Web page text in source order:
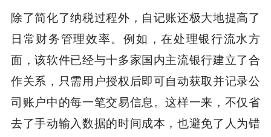
除了简化了纳税过程外，自记账还极大地提高了
日常财务管理效率。例如，在处理银行流水方
面，该软件已经与十多家国内主流银行建立了合
作关系，只需用户授权后即可自动获取并记录公
司账户中的每一笔交易信息。这样一来，不仅省
去了手动输入数据的时间成本，也避免了人为错